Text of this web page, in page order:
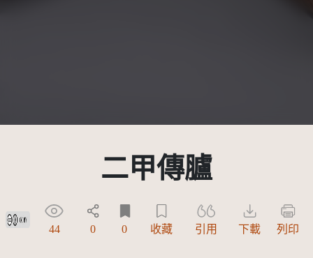
二甲傳臚
創用CC姓名標示 3.0 台灣及其後版本(CC BY 3.0 TW +)
44 0 0 收藏 引用 下載 列印